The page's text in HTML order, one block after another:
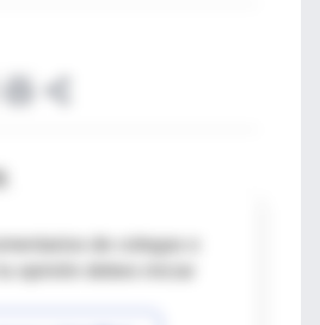
de colegas o